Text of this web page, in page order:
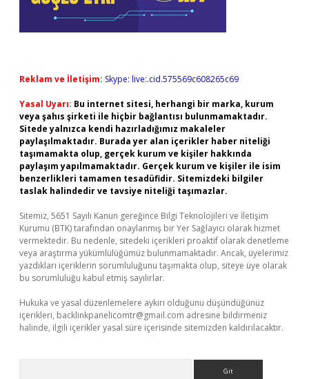
Reklam ve İletişim: Skype: live:.cid.575569c608265c69
Yasal Uyarı: Bu internet sitesi, herhangi bir marka, kurum
veya şahıs şirketi ile hiçbir bağlantısı bulunmamaktadır.
Sitede yalnızca kendi hazırladığımız makaleler
paylaşılmaktadır. Burada yer alan içerikler haber niteliği
taşımamakta olup, gerçek kurum ve kişiler hakkında
paylaşım yapılmamaktadır. Gerçek kurum ve kişiler ile isim
benzerlikleri tamamen tesadüfidir. Sitemizdeki bilgiler
taslak halindedir ve tavsiye niteliği taşımazlar.
Sitemiz, 5651 Sayılı Kanun gereğince Bilgi Teknolojileri ve İletişim
Kurumu (BTK) tarafından onaylanmış bir Yer Sağlayıcı olarak hizmet
vermektedir. Bu nedenle, sitedeki içerikleri proaktif olarak denetleme
veya araştırma yükümlülüğümüz bulunmamaktadır. Ancak, üyelerimiz
yazdıkları içeriklerin sorumluluğunu taşımakta olup, siteye üye olarak
bu sorumluluğu kabul etmiş sayılırlar.
Hukuka ve yasal düzenlemelere aykırı olduğunu düşündüğünüz
içerikleri, backlinkpanelicomtr@gmail.com adresine bildirmeniz
halinde, ilgili içerikler yasal süre içerisinde sitemizden kaldırılacaktır.